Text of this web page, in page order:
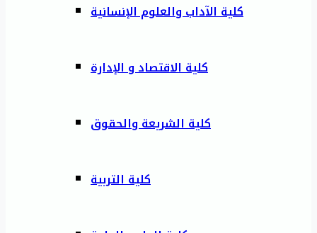
كلية الآداب والعلوم الإنسانية
كلية الاقتصاد و الإدارة
كلية الشريعة والحقوق
كلية التربية